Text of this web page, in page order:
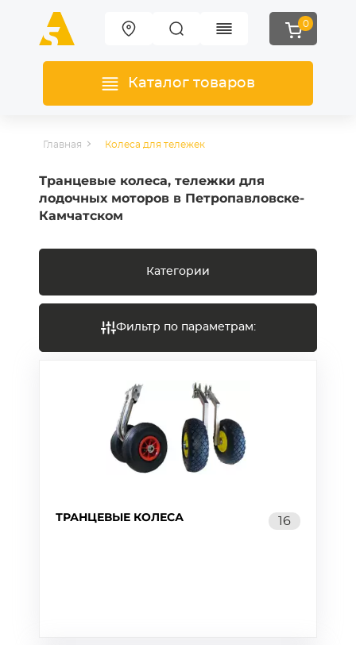
0
Каталог товаров
Главная Колеса для тележек
Транцевые колеса, тележки для
лодочных моторов в Петропавловске-
Камчатском
Категории
Фильтр по параметрам:
ТРАНЦЕВЫЕ КОЛЕСА 16